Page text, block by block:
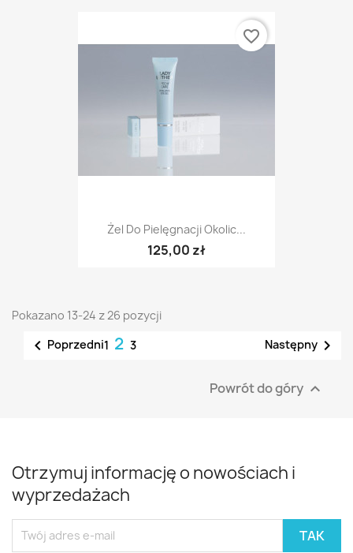
Żel Do Pielęgnacji Okolic...
125,00 zł
favorite_border
Pokazano 13-24 z 26 pozycji
 Poprzedni1 2 3 Następny 
Powrót do góry 
Otrzymuj informację o nowościach i
wyprzedażach